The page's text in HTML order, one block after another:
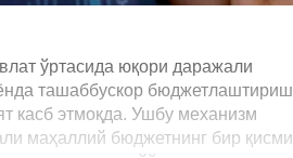
ўртасида юқори даражали
ташаббускор бюджетлаштириш
касб этмоқда. Ушбу механизм
маҳаллий бюджетнинг бир қисми